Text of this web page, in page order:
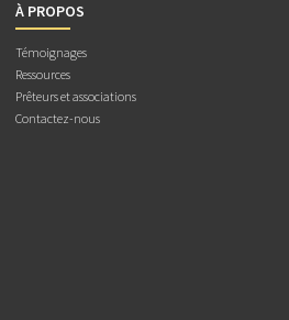
À PROPOS
Témoignages
Ressources
Prêteurs et associations
Contactez-nous